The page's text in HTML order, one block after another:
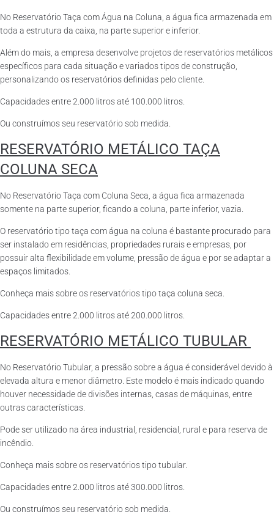
No Reservatório Taça com Água na Coluna, a água fica armazenada em
toda a estrutura da caixa, na parte superior e inferior.
Além do mais, a empresa desenvolve projetos de reservatórios metálicos
específicos para cada situação e variados tipos de construção,
personalizando os reservatórios definidas pelo cliente.
Capacidades entre 2.000 litros até 100.000 litros.
Ou construímos seu reservatório sob medida.
RESERVATÓRIO METÁLICO TAÇA
COLUNA SECA
No Reservatório Taça com Coluna Seca, a água fica armazenada
somente na parte superior, ficando a coluna, parte inferior, vazia.
O reservatório tipo taça com água na coluna é bastante procurado para
ser instalado em residências, propriedades rurais e empresas, por
possuir alta flexibilidade em volume, pressão de água e por se adaptar a
espaços limitados.
Conheça mais sobre os reservatórios tipo taça coluna seca.
Capacidades entre 2.000 litros até 200.000 litros.
RESERVATÓRIO METÁLICO TUBULAR
No Reservatório Tubular, a pressão sobre a água é considerável devido à
elevada altura e menor diâmetro. Este modelo é mais indicado quando
houver necessidade de divisões internas, casas de máquinas, entre
outras características.
Pode ser utilizado na área industrial, residencial, rural e para reserva de
incêndio.
Conheça mais sobre os reservatórios tipo tubular.
Capacidades entre 2.000 litros até 300.000 litros.
Ou construímos seu reservatório sob medida.